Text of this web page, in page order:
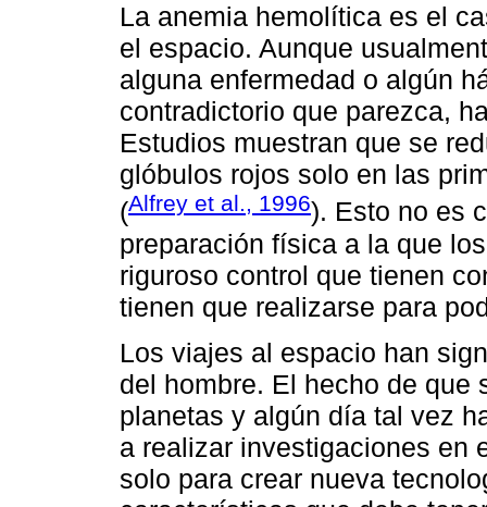
La anemia hemolítica es el
el espacio. Aunque
alguna enfermedad o algún
contradictorio que parezca,
Estudios muestran que se
glóbulos rojos solo en las
(Alfrey et al., 1996). Esto no es
preparación física a la que
riguroso control que tienen
tienen que realizarse para
Los viajes al espacio han
del hombre. El hecho de que
planetas y algún día tal vez
a realizar investigaciones en
solo para crear nueva